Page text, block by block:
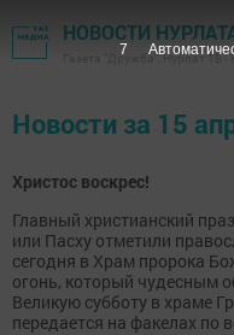
НОВОСТИ
Газета "Дружба", Нурлат ТВ
Новости за 15
Христос воскрес!
Главный христианский
или Пасху отметили
сегодня в Храм пророка
огонь, который чудесным
Великую субботу в храме
передается на факелах по
7